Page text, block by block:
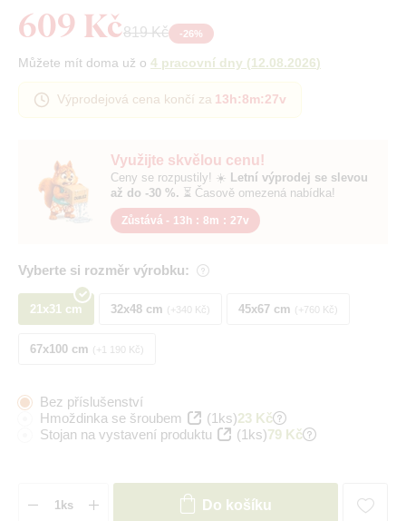
Využijte skvělou cenu!
Ceny se rozpustily! ☀️ Letní výprodej se slevou
až do -30 %. ⏳ Časově omezená nabídka!
Zůstává - 13h : 8m : 26v
Vyberte si rozměr výrobku:
21x31 cm 32x48 cm +340 Kč 45x67 cm +760 Kč
67x100 cm +1 190 Kč
609 Kč819 Kč -26%
Můžete mít doma už o 4 pracovní dny (12.08.2026)
Výprodejová cena končí za 13h:8m:26v
Bez příslušenství
Hmoždinka se šroubem
(1ks)23 Kč
Stojan na vystavení produktu
(1ks)79 Kč
Do košíku